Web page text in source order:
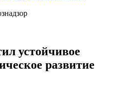
устойчивое
развитие